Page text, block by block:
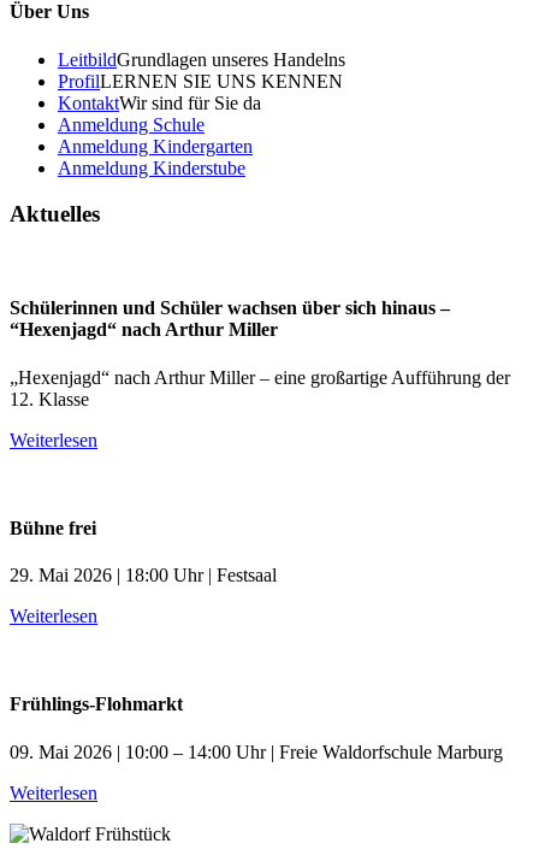
Über Uns
LeitbildGrundlagen unseres Handelns
ProfilLERNEN SIE UNS KENNEN
KontaktWir sind für Sie da
Anmeldung Schule
Anmeldung Kindergarten
Anmeldung Kinderstube
Aktuelles
Schülerinnen und Schüler wachsen über sich hinaus –
“Hexenjagd“ nach Arthur Miller
„Hexenjagd“ nach Arthur Miller – eine großartige Aufführung der
12. Klasse
Weiterlesen
Bühne frei
29. Mai 2026 | 18:00 Uhr | Festsaal
Weiterlesen
Frühlings-Flohmarkt
09. Mai 2026 | 10:00 – 14:00 Uhr | Freie Waldorfschule Marburg
Weiterlesen